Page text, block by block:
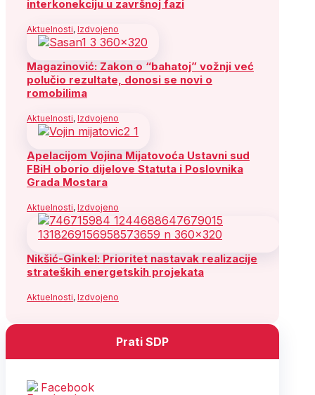
interkonekciju u završnoj fazi
Aktuelnosti, Izdvojeno
Magazinović: Zakon o “bahatoj” vožnji već
polučio rezultate, donosi se novi o
romobilima
Aktuelnosti, Izdvojeno
Apelacijom Vojina Mijatovoća Ustavni sud
FBiH oborio dijelove Statuta i Poslovnika
Grada Mostara
Aktuelnosti, Izdvojeno
Nikšić-Ginkel: Prioritet nastavak realizacije
strateških energetskih projekata
Aktuelnosti, Izdvojeno
Prati SDP
Facebook